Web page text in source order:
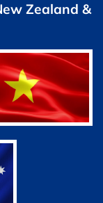
Zealand &